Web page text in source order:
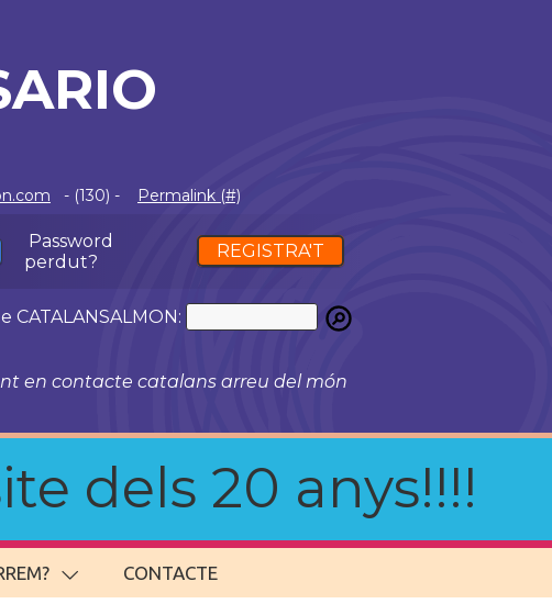
- (130) - Permalink (#)
Password
perdut?
REGISTRA'T
CATALANSALMON:
en contacte catalans arreu del món
dels 20 anys!!!!
CONTACTE